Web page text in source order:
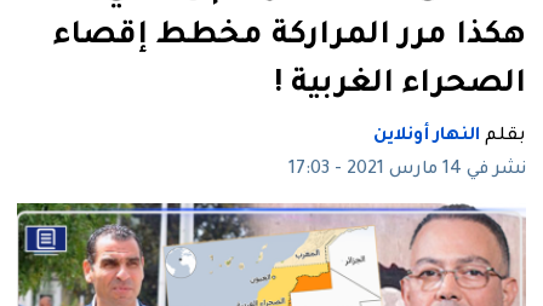
هكذا مرر المراركة مخطط إقصاء
الصحراء الغربية !
بقلم النهار أونلاين
نشر في 14 مارس 2021 - 17:03